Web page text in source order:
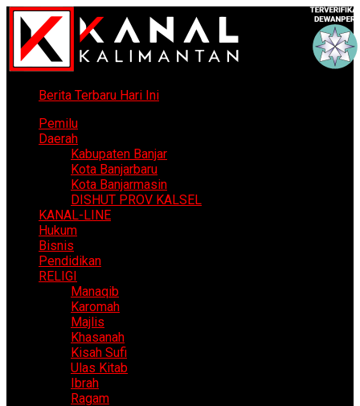
Berita Terbaru Hari Ini
Pemilu
Daerah
Kabupaten Banjar
Kota Banjarbaru
Kota Banjarmasin
DISHUT PROV KALSEL
KANAL-LINE
Hukum
Bisnis
Pendidikan
RELIGI
Manaqib
Karomah
Majlis
Khasanah
Kisah Sufi
Ulas Kitab
Ibrah
Ragam